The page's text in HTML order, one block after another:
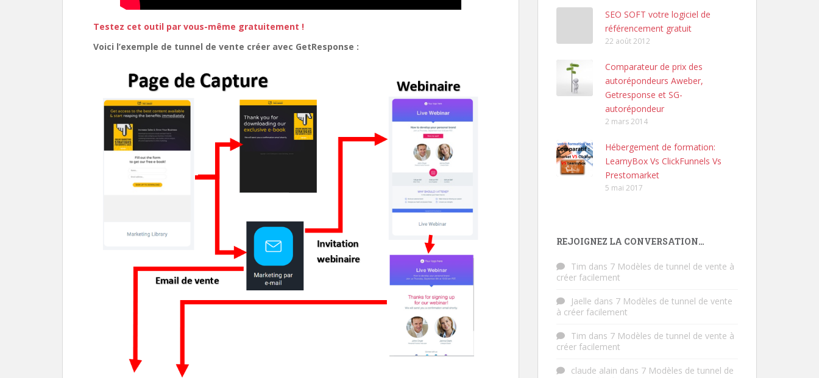
Testez cet outil par vous-même gratuitement !
Voici l’exemple de tunnel de vente créer avec GetResponse :
SEO SOFT votre logiciel de
référencement gratuit
22 août 2012
Comparateur de prix des
autorépondeurs Aweber,
Getresponse et SG-
autorépondeur
2 mars 2014
Hébergement de formation:
LearnyBox Vs ClickFunnels Vs
Prestomarket
5 mai 2017
REJOIGNEZ LA CONVERSATION…
Tim dans 7 Modèles de tunnel de vente à
créer facilement
Jaelle dans 7 Modèles de tunnel de vente
à créer facilement
Tim dans 7 Modèles de tunnel de vente à
créer facilement
claude alain dans 7 Modèles de tunnel de